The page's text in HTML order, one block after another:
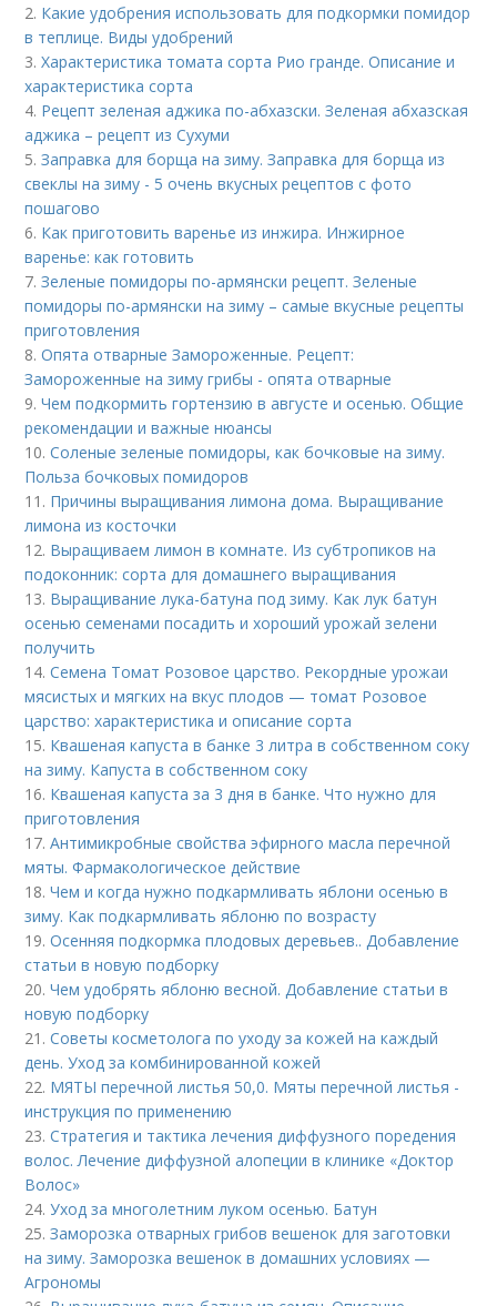
2. Какие удобрения использовать для подкормки помидор
в теплице. Виды удобрений
3.Характеристика томата сорта Рио гранде. Описание и
характеристика сорта
4. Рецепт зеленая аджика по-абхазски. Зеленая абхазская
аджика – рецепт из Сухуми
5.Заправка для борща на зиму. Заправка для борща из
свеклы на зиму - 5 очень вкусных рецептов с фото
пошагово
6. Как приготовить варенье из инжира. Инжирное
варенье: как готовить
7.Зеленые помидоры по-армянски рецепт. Зеленые
помидоры по-армянски на зиму – самые вкусные рецепты
приготовления
8.Опята отварные Замороженные. Рецепт:
Замороженные на зиму грибы - опята отварные
9.Чем подкормить гортензию в августе и осенью. Общие
рекомендации и важные нюансы
10.Соленые зеленые помидоры, как бочковые на зиму.
Польза бочковых помидоров
11. Причины выращивания лимона дома. Выращивание
лимона из косточки
12. Выращиваем лимон в комнате. Из субтропиков на
подоконник: сорта для домашнего выращивания
13. Выращивание лука-батуна под зиму. Как лук батун
осенью семенами посадить и хороший урожай зелени
получить
14.Семена Томат Розовое царство. Рекордные урожаи
мясистых и мягких на вкус плодов — томат Розовое
царство: характеристика и описание сорта
15. Квашеная капуста в банке 3 литра в собственном соку
на зиму. Капуста в собственном соку
16. Квашеная капуста за 3 дня в банке. Что нужно для
приготовления
17.Антимикробные свойства эфирного масла перечной
мяты. Фармакологическое действие
18.Чем и когда нужно подкармливать яблони осенью в
зиму. Как подкармливать яблоню по возрасту
19.Осенняя подкормка плодовых деревьев.. Добавление
статьи в новую подборку
20.Чем удобрять яблоню весной. Добавление статьи в
новую подборку
21.Советы косметолога по уходу за кожей на каждый
день. Уход за комбинированной кожей
22. МЯТЫ перечной листья 50,0. Мяты перечной листья -
инструкция по применению
23.Стратегия и тактика лечения диффузного поредения
волос. Лечение диффузной алопеции в клинике «Доктор
Волос»
24.Уход за многолетним луком осенью. Батун
25.Заморозка отварных грибов вешенок для заготовки
на зиму. Заморозка вешенок в домашних условиях —
Агрономы